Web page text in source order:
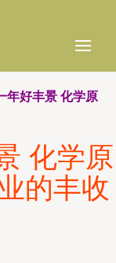
年好丰景 化学原
化学原
的丰收